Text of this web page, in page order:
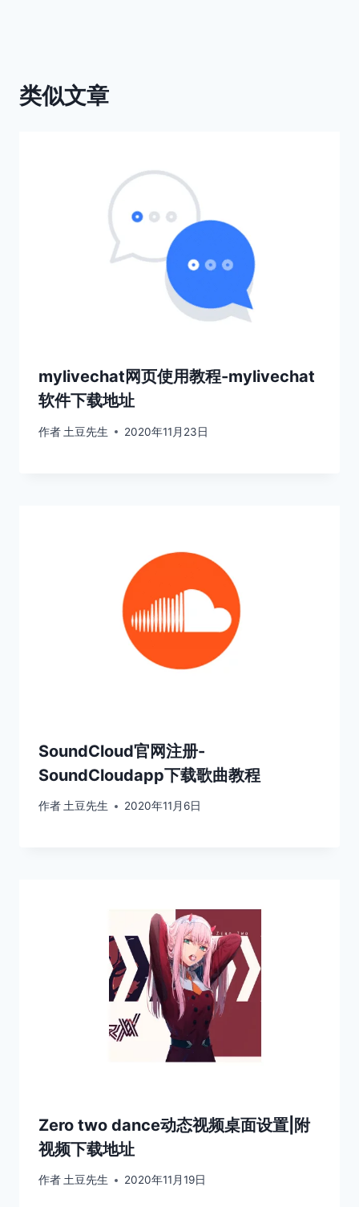
类似文章
mylivechat网页使用教程-mylivechat
软件下载地址
作者 土豆先生 2020年11月23日
SoundCloud官网注册-
SoundCloudapp下载歌曲教程
作者 土豆先生 2020年11月6日
Zero two dance动态视频桌面设置|附
视频下载地址
作者土豆先生 2020年11月19日